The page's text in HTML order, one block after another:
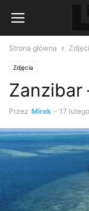
Strona główna
Zdjęcia
Zanzibar
Przez Mirek - 17